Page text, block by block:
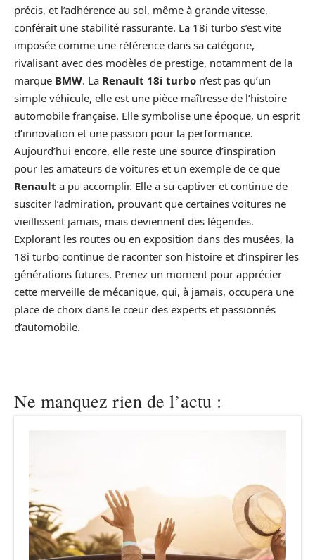
précis, et l’adhérence au sol, même à grande vitesse,
conférait une stabilité rassurante. La 18i turbo s’est vite
imposée comme une référence dans sa catégorie,
rivalisant avec des modèles de prestige, notamment de la
marque BMW. La Renault 18i turbo n’est pas qu’un
simple véhicule, elle est une pièce maîtresse de l’histoire
automobile française. Elle symbolise une époque, un esprit
d’innovation et une passion pour la performance.
Aujourd’hui encore, elle reste une source d’inspiration
pour les amateurs de voitures et un exemple de ce que
Renault a pu accomplir. Elle a su captiver et continue de
susciter l’admiration, prouvant que certaines voitures ne
vieillissent jamais, mais deviennent des légendes.
Explorant les routes ou en exposition dans des musées, la
18i turbo continue de raconter son histoire et d’inspirer les
générations futures. Prenez un moment pour apprécier
cette merveille de mécanique, qui, à jamais, occupera une
place de choix dans le cœur des experts et passionnés
d’automobile.
Ne manquez rien de l’actu :